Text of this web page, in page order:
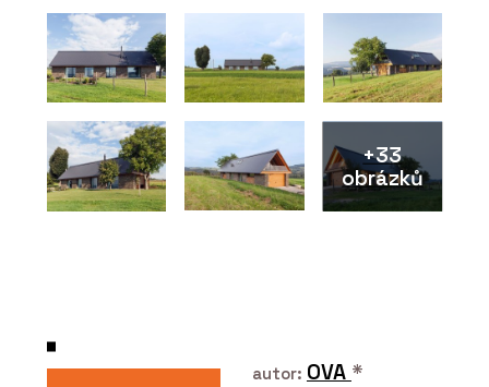
Vypínače a zásuvky NEXA QUADRO -
OBZOR
+33
obrázků
autor: OVA *